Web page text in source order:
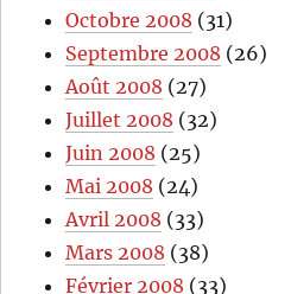
Octobre 2008 (31)
Septembre 2008 (26)
Août 2008 (27)
Juillet 2008 (32)
Juin 2008 (25)
Mai 2008 (24)
Avril 2008 (33)
Mars 2008 (38)
Février 2008 (33)